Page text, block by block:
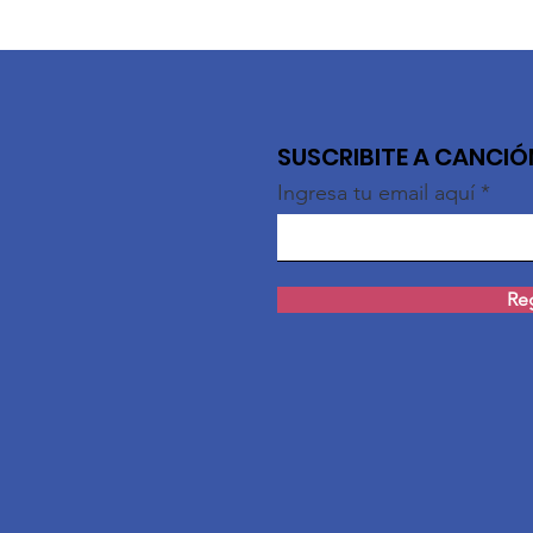
SUSCRIBITE A
Ingresa tu email aquí